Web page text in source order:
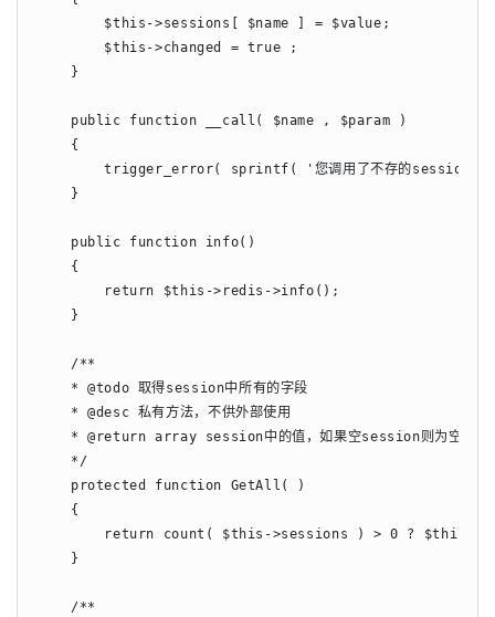
        $this->sessions[ $name ] = $value;
        $this->changed = true ;
    }
    public function __call( $name , $param )
    {
trigger_error( sprintf( '您调用了不存的session
    }
    public function info()
    {
        return $this->redis->info();
    }
    /**
    * @todo 取得session中所有的字段
    * @desc 私有方法，不供外部使用
    * @return array session中的值，如果空session则为空数组
    */
    protected function GetAll( )
    {
return count( $this->sessions ) > 0 ? $this-
    }
    /**